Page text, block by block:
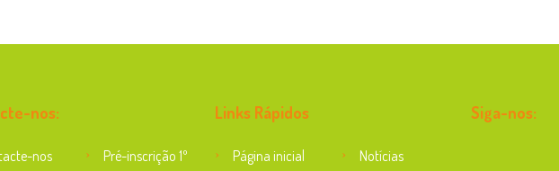
nos:
nos Pré-inscrição 1º
Links Rápidos
Página inicial Notícias
Siga-nos: